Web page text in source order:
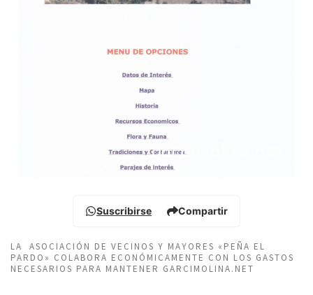
Suscribirse Compartir
LA ASOCIACIÓN DE VECINOS Y MAYORES «PEÑA EL
PARDO» COLABORA ECONÓMICAMENTE CON LOS GASTOS
NECESARIOS PARA MANTENER GARCIMOLINA.NET